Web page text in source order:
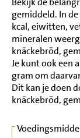
gemiddeld. In
kcal, eiwitten,
mineralen
knäckebröd,
Je kunt ook een
gram om
Dit kan je doen
knäckebröd,